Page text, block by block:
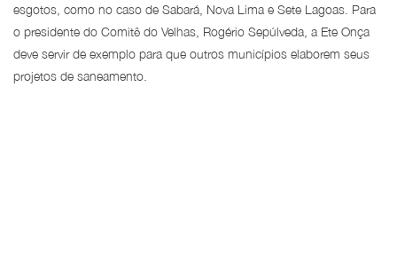
esgotos, como no caso de Sabará, Nova Lima e Sete Lagoas. Para
o presidente do Comitê do Velhas, Rogério Sepúlveda, a Ete Onça
deve servir de exemplo para que outros municípios elaborem seus
projetos de saneamento.